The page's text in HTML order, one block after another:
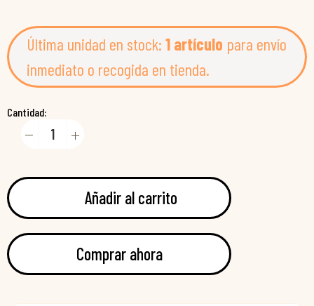
Última unidad en stock: 1 artículo para envío
inmediato o recogida en tienda.
Cantidad:
Añadir al carrito
Comprar ahora